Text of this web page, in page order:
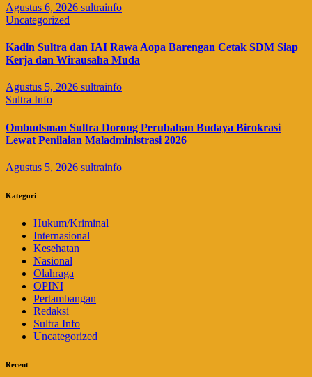
Agustus 6, 2026 sultrainfo
Uncategorized
Kadin Sultra dan IAI Rawa Aopa Barengan Cetak SDM Siap
Kerja dan Wirausaha Muda
Agustus 5, 2026 sultrainfo
Sultra Info
Ombudsman Sultra Dorong Perubahan Budaya Birokrasi
Lewat Penilaian Maladministrasi 2026
Agustus 5, 2026 sultrainfo
Kategori
Hukum/Kriminal
Internasional
Kesehatan
Nasional
Olahraga
OPINI
Pertambangan
Redaksi
Sultra Info
Uncategorized
Recent